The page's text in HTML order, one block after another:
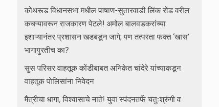
कोथरूड विधानसभा मधील पाषाण-सुतारवाडी लिंक रोड वरील
कचऱ्यावरून राजकारण पेटले! अमोल बालवडकरांच्या
इशाऱ्यानंतर प्रशासन खडबडून जागे; पण तत्परता फक्त ‘खास’
भागापुरतीच का?
सुस परिसर वाहतूक कोंडीबाबत अनिकेत चांदेरे यांच्याकडून
वाहतूक पोलिसांना निवेदन
मैत्रीचा धागा, विश्वासाचे नाते! युवा स्पंदनतर्फे चतुःश्रुंगी व